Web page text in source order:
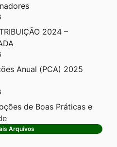
2024 –
Anual (PCA) 2025
de Boas Práticas e
Arquivos